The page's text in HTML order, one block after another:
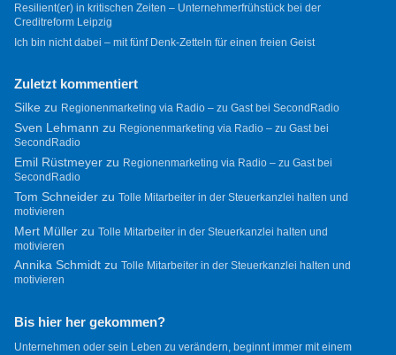
Resilient(er) in kritischen Zeiten – Unternehmerfrühstück bei der
Creditreform Leipzig
Ich bin nicht dabei – mit fünf Denk-Zetteln für einen freien Geist
Zuletzt kommentiert
Silkezu Regionenmarketing via Radio – zu Gast bei SecondRadio
Sven Lehmann zu Regionenmarketing via Radio – zu Gast bei
SecondRadio
Emil Rüstmeyerzu Regionenmarketing via Radio – zu Gast bei
SecondRadio
Tom Schneiderzu Tolle Mitarbeiter in der Steuerkanzlei halten und
motivieren
Mert Müllerzu Tolle Mitarbeiter in der Steuerkanzlei halten und
motivieren
Annika Schmidtzu Tolle Mitarbeiter in der Steuerkanzlei halten und
motivieren
Bis hier her gekommen?
Unternehmen oder sein Leben zu verändern, beginnt immer mit einem